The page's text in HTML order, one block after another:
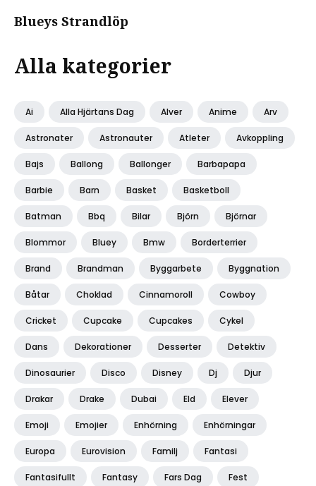
Blueys Strandlöp
Alla kategorier
Ai Alla Hjärtans Dag Alver Anime Arv
Astronater Astronauter Atleter Avkoppling
Bajs Ballong Ballonger Barbapapa
Barbie Barn Basket Basketboll
Batman Bbq Bilar Björn Björnar
Blommor Bluey Bmw Borderterrier
Brand Brandman Byggarbete Byggnation
Båtar Choklad Cinnamoroll Cowboy
Cricket Cupcake Cupcakes Cykel
Dans Dekorationer Desserter Detektiv
Dinosaurier Disco Disney Dj Djur
Drakar Drake Dubai Eld Elever
Emoji Emojier Enhörning Enhörningar
Europa Eurovision Familj Fantasi
Fantasifullt Fantasy Fars Dag Fest